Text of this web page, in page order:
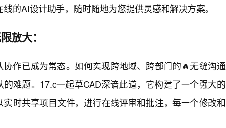
的AI设计助手，随时随地为您提供灵感和解决方案。
放大：
作已成为常态。如何实现跨地域、跨部门的🔥无缝沟通
难题。17.c一起草CAD深谙此道，它构建了一个强大的
时共享项目文件，进行在线评审和批注，每一个修改和